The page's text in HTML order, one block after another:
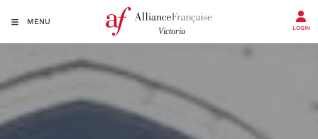
MENU
LOGIN